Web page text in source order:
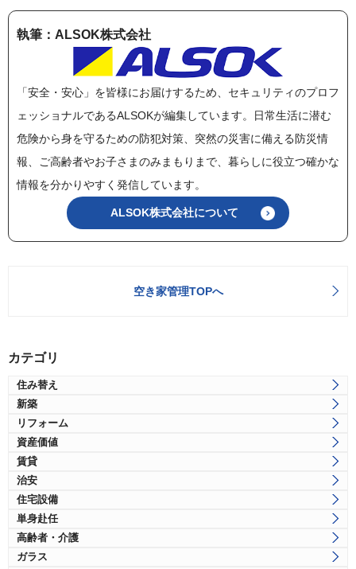
執筆：ALSOK株式会社
「安全・安心」を皆様にお届けするため、セキュリティのプロフ
ェッショナルであるALSOKが編集しています。日常生活に潜む
危険から身を守るための防犯対策、突然の災害に備える防災情
報、ご高齢者やお子さまのみまもりまで、暮らしに役立つ確かな
情報を分かりやすく発信しています。
ALSOK株式会社について
空き家管理TOPへ
カテゴリ
住み替え
新築
リフォーム
資産価値
賃貸
治安
住宅設備
単身赴任
高齢者・介護
ガラス